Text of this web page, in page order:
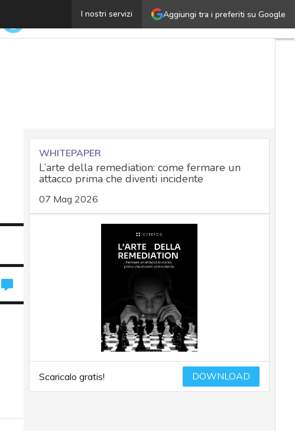
Aggiungi tra i preferiti su Google
I nostri servizi
Cos’è la guerra cognitiva e qual è la posizione della
WHITEPAPER
L’arte della remediation: come fermare un
attacco prima che diventi incidente
07 Mag 2026
Scaricalo gratis! DOWNLOAD